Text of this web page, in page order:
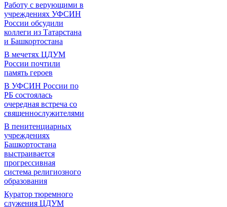
Работу с верующими в
учреждениях УФСИН
России обсудили
коллеги из Татарстана
и Башкортостана
В мечетях ЦДУМ
России почтили
память героев
В УФСИН России по
РБ состоялась
очередная встреча со
священнослужителями
В пенитенциарных
учреждениях
Башкортостана
выстраивается
прогрессивная
система религиозного
образования
Куратор тюремного
служения ЦДУМ